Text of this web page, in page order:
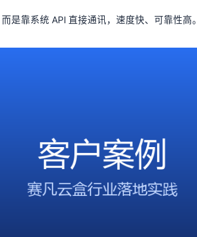
是靠系统 API 直接通讯，速度快、可靠性高。